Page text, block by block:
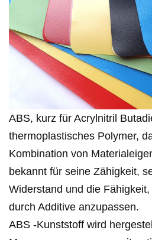
ABS, kurz für Acrylnitril
thermoplastisches Polymer,
Kombination von
bekannt für seine Zähigkeit,
Widerstand und die
durch Additive anzupassen.
ABS -Kunststoff wird